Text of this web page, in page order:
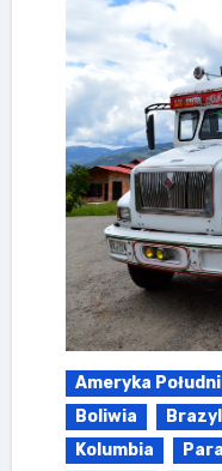
Ameryka
Boliwia
Kolumbia